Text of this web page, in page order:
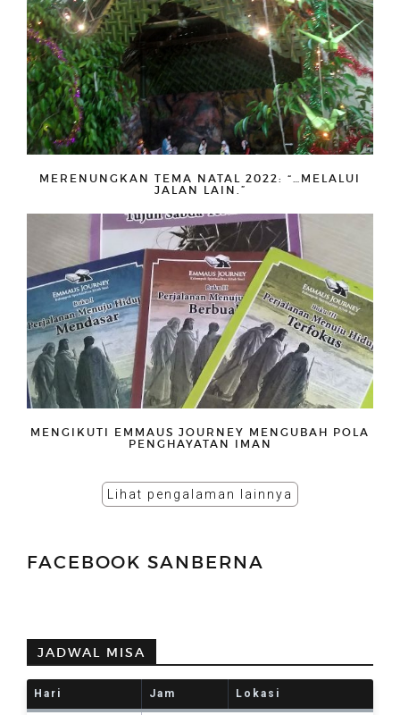
MERENUNGKAN TEMA NATAL 2022: “…MELALUI
JALAN LAIN.”
MENGIKUTI EMMAUS JOURNEY MENGUBAH POLA
PENGHAYATAN IMAN
Lihat pengalaman lainnya
FACEBOOK SANBERNA
JADWAL MISA
Hari Jam Lokasi